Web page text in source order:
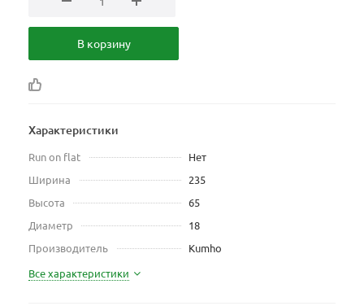
В корзину
Характеристики
Run on flat
Нет
Ширина
235
Высота
65
Диаметр
18
Производитель
Kumho
Все характеристики